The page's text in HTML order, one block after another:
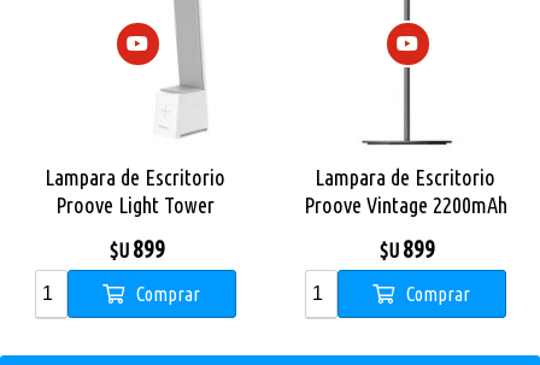
Lampara de Escritorio
Proove Light Tower
$U 899
Comprar
Lampara de Escritorio
Proove Vintage 2200mAh
$U 899
Comprar